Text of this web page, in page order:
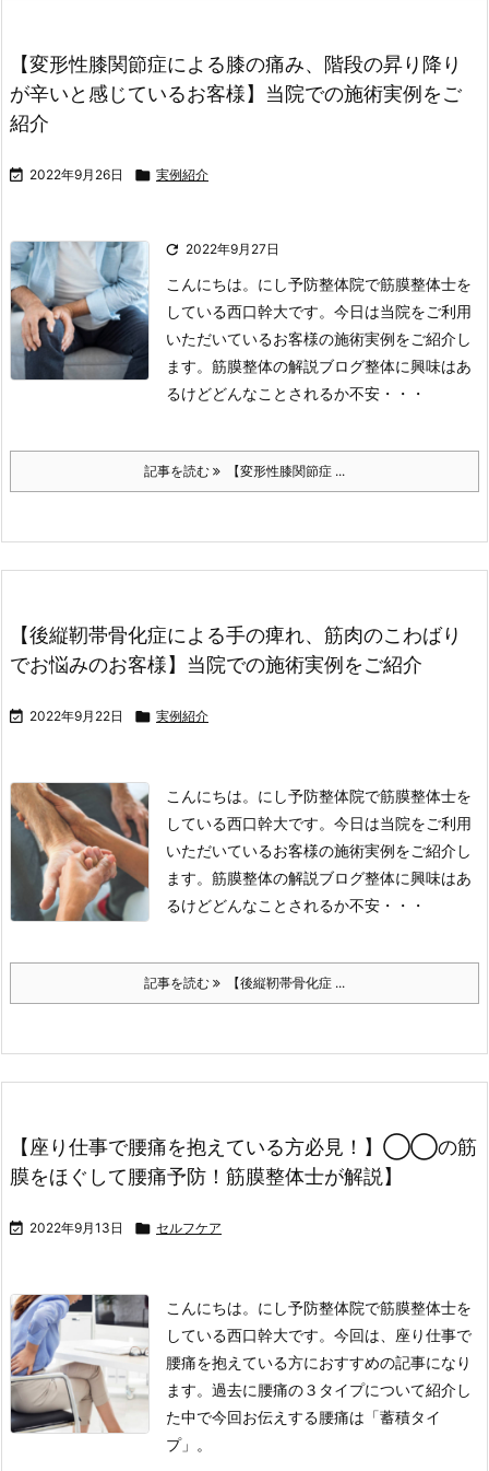
【変形性膝関節症による膝の痛み、階段の昇り降り
が辛いと感じているお客様】当院での施術実例をご
紹介
 2022年9月26日  実例紹介
 2022年9月27日
こんにちは。にし予防整体院で筋膜整体士を
している西口幹大です。 今日は当院をご利用
いただいているお客様の施術実例をご紹介し
ます。 筋膜整体の解説ブログ整体に興味はあ
るけどどんなことされるか不安・・・
記事を読む 【変形性膝関節症 ...
【後縦靭帯骨化症による手の痺れ、筋肉のこわばり
でお悩みのお客様】当院での施術実例をご紹介
 2022年9月22日  実例紹介
こんにちは。にし予防整体院で筋膜整体士を
している西口幹大です。 今日は当院をご利用
いただいているお客様の施術実例をご紹介し
ます。 筋膜整体の解説ブログ整体に興味はあ
るけどどんなことされるか不安・・・
記事を読む 【後縦靭帯骨化症 ...
【座り仕事で腰痛を抱えている方必見！】◯◯の筋
膜をほぐして腰痛予防！筋膜整体士が解説】
 2022年9月13日  セルフケア
こんにちは。にし予防整体院で筋膜整体士を
している西口幹大です。 今回は、座り仕事で
腰痛を抱えている方におすすめの記事になり
ます。 過去に腰痛の３タイプについて紹介し
た中で今回お伝えする腰痛は「蓄積タイ
プ」。